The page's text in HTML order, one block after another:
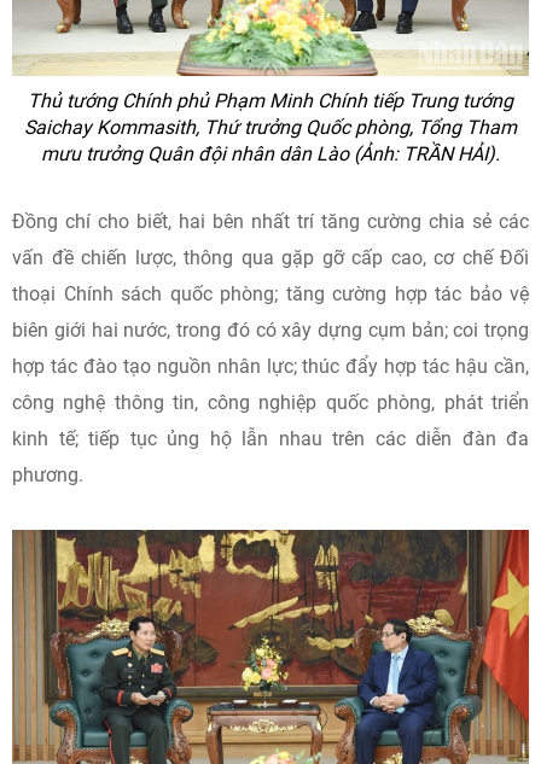
Thủ tướng Chính phủ Phạm Minh Chính tiếp Trung tướng
Saichay Kommasith, Thứ trưởng Quốc phòng, Tổng Tham
mưu trưởng Quân đội nhân dân Lào (Ảnh: TRẦN HẢI).
Đồng chí cho biết, hai bên nhất trí tăng cường chia sẻ các
vấn đề chiến lược, thông qua gặp gỡ cấp cao, cơ chế Đối
thoại Chính sách quốc phòng; tăng cường hợp tác bảo vệ
biên giới hai nước, trong đó có xây dựng cụm bản; coi trọng
hợp tác đào tạo nguồn nhân lực; thúc đẩy hợp tác hậu cần,
công nghệ thông tin, công nghiệp quốc phòng, phát triển
kinh tế; tiếp tục ủng hộ lẫn nhau trên các diễn đàn đa
phương.